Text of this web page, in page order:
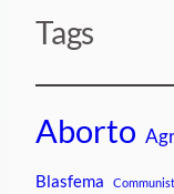
Tags
Aborto
Blasfema